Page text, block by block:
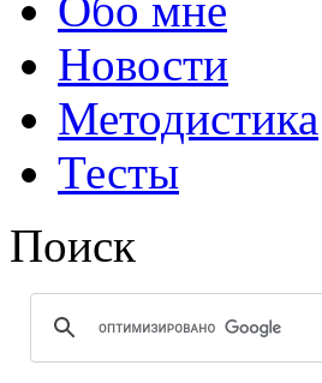
Обо мне
Новости
Методистика
Тесты
Поиск